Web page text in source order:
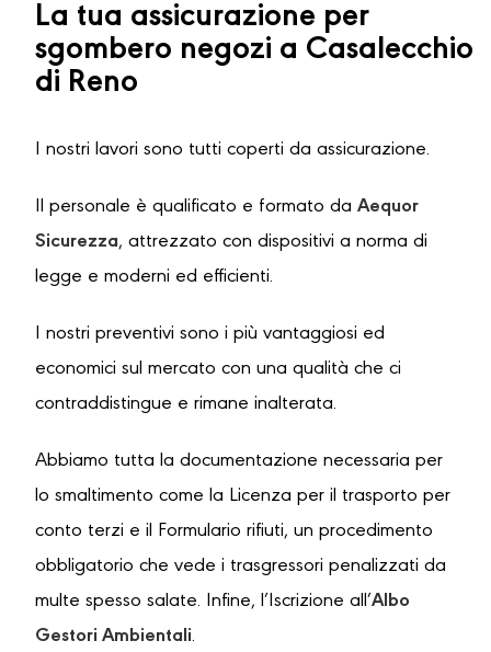
La tua assicurazione per
sgombero negozi a Casalecchio
di Reno
I nostri lavori sono tutti coperti da assicurazione.
Il personale è qualificato e formato da Aequor
Sicurezza, attrezzato con dispositivi a norma di
legge e moderni ed efficienti.
I nostri preventivi sono i più vantaggiosi ed
economici sul mercato con una qualità che ci
contraddistingue e rimane inalterata.
Abbiamo tutta la documentazione necessaria per
lo smaltimento come la Licenza per il trasporto per
conto terzi e il Formulario rifiuti, un procedimento
obbligatorio che vede i trasgressori penalizzati da
multe spesso salate. Infine, l’Iscrizione all’Albo
Gestori Ambientali.